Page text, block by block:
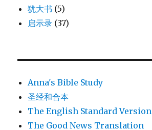
犹大书 (5)
启示录 (37)
Anna's Bible Study
圣经和合本
The English Standard Version
The Good News Translation